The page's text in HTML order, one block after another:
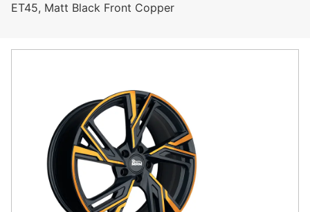
ET45, Matt Black Front Copper